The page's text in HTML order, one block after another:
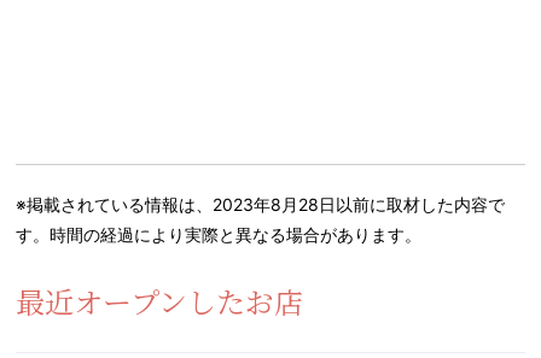
※掲載されている情報は、2023年8月28日以前に取材した内容で
す。時間の経過により実際と異なる場合があります。
最近オープンしたお店